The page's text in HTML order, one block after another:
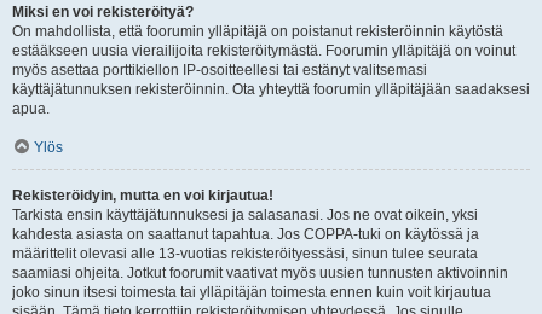
Miksi en voi rekisteröityä?
On mahdollista, että foorumin ylläpitäjä on poistanut rekisteröinnin käytöstä
estääkseen uusia vierailijoita rekisteröitymästä. Foorumin ylläpitäjä on voinut
myös asettaa porttikiellon IP-osoitteellesi tai estänyt valitsemasi
käyttäjätunnuksen rekisteröinnin. Ota yhteyttä foorumin ylläpitäjään saadaksesi
apua.
Ylös
Rekisteröidyin, mutta en voi kirjautua!
Tarkista ensin käyttäjätunnuksesi ja salasanasi. Jos ne ovat oikein, yksi
kahdesta asiasta on saattanut tapahtua. Jos COPPA-tuki on käytössä ja
määrittelit olevasi alle 13-vuotias rekisteröityessäsi, sinun tulee seurata
saamiasi ohjeita. Jotkut foorumit vaativat myös uusien tunnusten aktivoinnin
joko sinun itsesi toimesta tai ylläpitäjän toimesta ennen kuin voit kirjautua